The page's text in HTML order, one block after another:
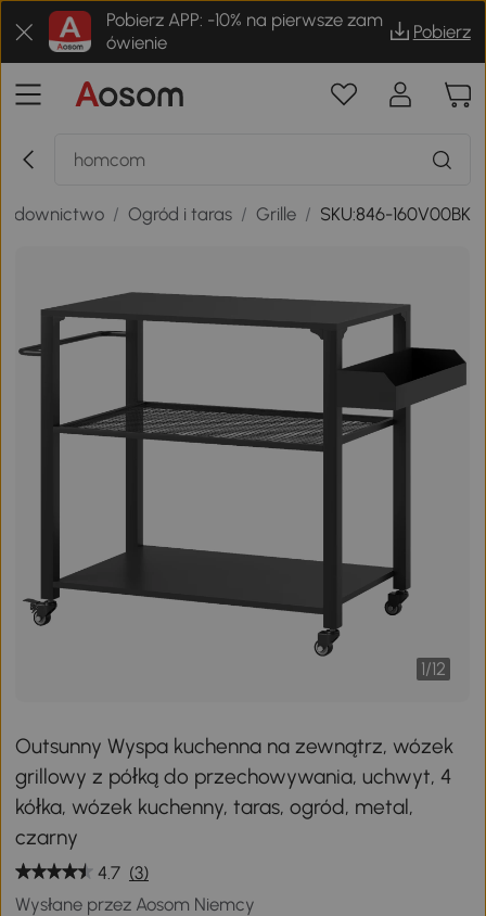
Pobierz APP: -10% na pierwsze zam
ówienie
Pobierz
/ Ogród i taras / Grille / SKU:846-160V00BK
1/12
Outsunny Wyspa kuchenna na zewnątrz, wózek
grillowy z półką do przechowywania, uchwyt, 4
kółka, wózek kuchenny, taras, ogród, metal,
czarny
4.7 (3)
Wysłane przez Aosom Niemcy